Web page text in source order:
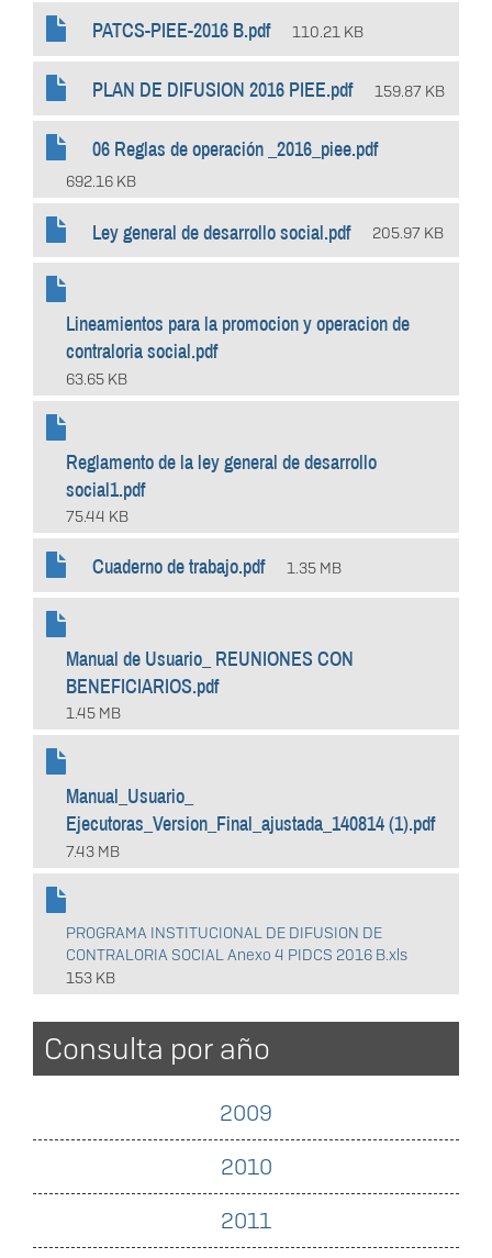
PATCS-PIEE-2016 B.pdf 110.21 KB
PLAN DE DIFUSION 2016 PIEE.pdf 159.87 KB
06 Reglas de operación _2016_piee.pdf
692.16 KB
Ley general de desarrollo social.pdf 205.97 KB
Lineamientos para la promocion y operacion de
contraloria social.pdf
63.65 KB
Reglamento de la ley general de desarrollo
social1.pdf
75.44 KB
Cuaderno de trabajo.pdf 1.35 MB
Manual de Usuario_ REUNIONES CON
BENEFICIARIOS.pdf
1.45 MB
Manual_Usuario_
Ejecutoras_Version_Final_ajustada_140814 (1).pdf
7.43 MB
PROGRAMA INSTITUCIONAL DE DIFUSION DE
CONTRALORIA SOCIAL Anexo 4 PIDCS 2016 B.xls
153 KB
Consulta por año
2009
2010
2011